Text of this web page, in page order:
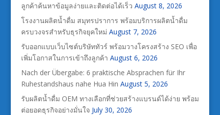
ลูกค้าค้นหาข้อมูลง่ายและติดต่อได้เร็ว August 8, 2026
โรงงานผลิตน้ำดื่ม สมุทรปราการ พร้อมบริการผลิตน้ำดื่ม
ครบวงจรสำหรับธุรกิจยุคใหม่ August 7, 2026
รับออกแบบเว็บไซต์บริษัททัวร์ พร้อมวางโครงสร้าง SEO เพื่อ
เพิ่มโอกาสในการเข้าถึงลูกค้า August 6, 2026
Nach der Übergabe: 6 praktische Absprachen für Ihr
Ruhestandshaus nahe Hua Hin August 5, 2026
รับผลิตน้ำดื่ม OEM ทางเลือกที่ช่วยสร้างแบรนด์ได้ง่าย พร้อม
ต่อยอดธุรกิจอย่างมั่นใจ July 30, 2026